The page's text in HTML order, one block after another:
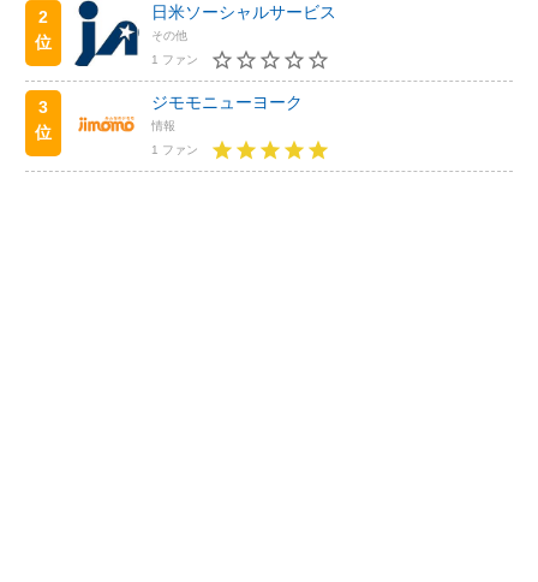
2
位
日米ソーシャルサービス
その他
1 ファン
3
位
ジモモニューヨーク
情報
1 ファン